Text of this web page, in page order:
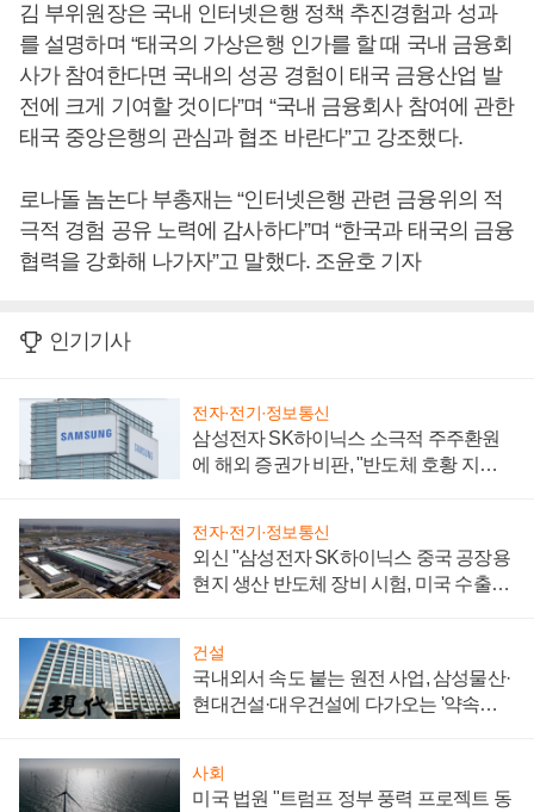
김 부위원장은 국내 인터넷은행 정책 추진경험과 성과
를 설명하며 “태국의 가상은행 인가를 할 때 국내 금융회
사가 참여한다면 국내의 성공 경험이 태국 금융산업 발
전에 크게 기여할 것이다”며 “국내 금융회사 참여에 관한
태국 중앙은행의 관심과 협조 바란다”고 강조했다.
로나돌 놈논다 부총재는 “인터넷은행 관련 금융위의 적
극적 경험 공유 노력에 감사하다”며 “한국과 태국의 금융
협력을 강화해 나가자”고 말했다. 조윤호 기자
인기기사
전자·전기·정보통신
삼성전자 SK하이닉스 소극적 주주환원
에 해외 증권가 비판, "반도체 호황 지속
전자·전기·정보통신
외신 "삼성전자 SK하이닉스 중국 공장용
현지 생산 반도체 장비 시험, 미국 수출통
건설
국내외서 속도 붙는 원전 사업, 삼성물산·
현대건설·대우건설에 다가오는 '약속의
사회
미국 법원 "트럼프 정부 풍력 프로젝트 동